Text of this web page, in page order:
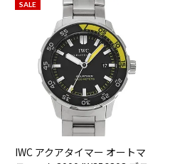
SALE
IWC アクアタイマー オートマ